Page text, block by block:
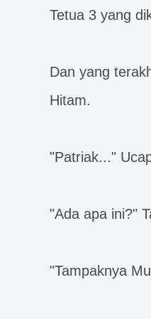
Tetua 3 yang
Dan yang
Hitam.
"Patriak..."
"Ada apa ini?"
"Tampaknya